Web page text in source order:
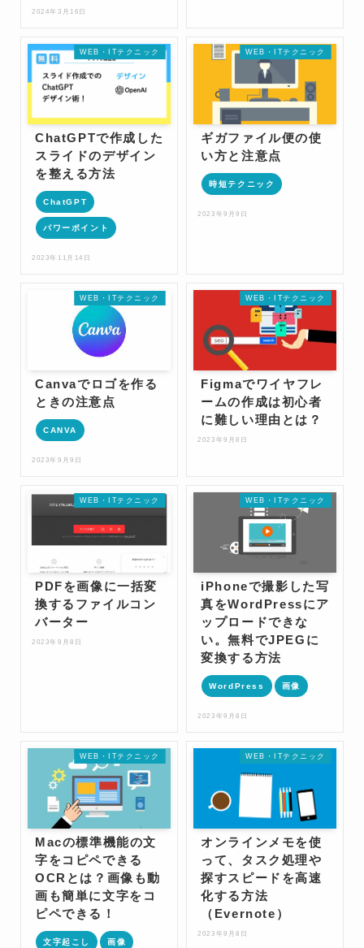
2024年3月16日
WEB・ITテクニック
ChatGPTで作成した
スライドのデザイン
を整える方法
ChatGPT
パワーポイント
2023年11月14日
WEB・ITテクニック
ギガファイル便の使
い方と注意点
時短テクニック
2023年9月9日
WEB・ITテクニック
Canvaでロゴを作る
ときの注意点
CANVA
2023年9月9日
WEB・ITテクニック
Figmaでワイヤフレ
ームの作成は初心者
に難しい理由とは？
2023年9月8日
WEB・ITテクニック
PDFを画像に一括変
換するファイルコン
バーター
2023年9月8日
WEB・ITテクニック
iPhoneで撮影した写
真をWordPressにア
ップロードできな
い。無料でJPEGに
変換する方法
WordPress 画像
2023年9月8日
WEB・ITテクニック
Macの標準機能の文
字をコピペできる
OCRとは？画像も動
画も簡単に文字をコ
ピペできる！
文字起こし 画像
WEB・ITテクニック
オンラインメモを使
って、タスク処理や
探すスピードを高速
化する方法
（Evernote）
2023年9月8日